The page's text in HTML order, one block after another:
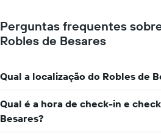
Perguntas frequentes
Robles de Besares
Qual a localização do Robles de
Qual é a hora de check-in e
Besares?